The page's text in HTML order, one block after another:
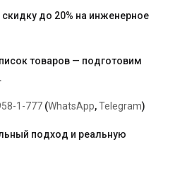
до 20% на инженерное
товаров — подготовим
1-777 (WhatsApp,Telegram)
подход и реальную